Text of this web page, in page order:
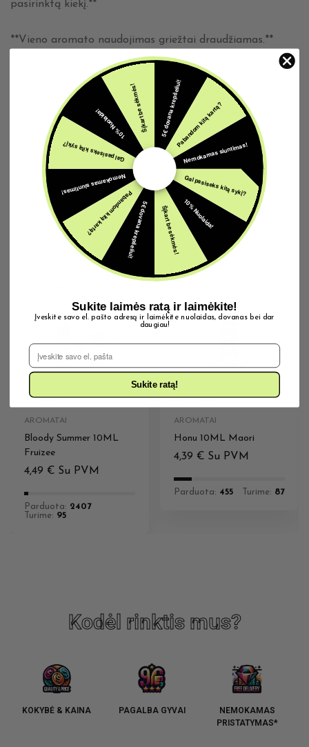
pasirinktą kiekį.**
**Vieno aromato naudojimas griežtai draudžiamas.**
Prekių nuotraukos pateikiamos tik iliustraciniais tikslais.
Spalvos, užrašai, parametrai, matmenys, dydžiai,
funkcijos ir (arba) kitos originalių produktų savybės gali
skirtis nuo realių dėl vizualinių ypatybių, todėl
vadovaukitės produkto aprašyme nurodytomis
savybėmis.
Susijusios prekės
AROMATAI
Bloody Summer 10ML
Fruizee
4,49 € Su PVM
Parduota: 2407
Turime: 95
AROMATAI
Honu 10ML Maori
4,39 € Su PVM
Parduota: 455 Turime: 87
Kodėl rinktis mus?
KOKYBĖ & KAINA PAGALBA GYVAI
NEMOKAMAS
PRISTATYMAS*
5€ dovana krepšeliui!Pabandom kitą kartą?
Nemokamas siuntimas!
Gal pasiseks kitą sykį?
10% Nuolaida!
Šįkart be sėkmės!
5€ dovana krepšeliui!
Pabandom kitą kartą?
Nemokamas siuntimas!
Gal pasiseks kitą sykį?
10% Nuolaida!Šįkart be sėkmės!
Sukite laimės ratą ir laimėkite!
Įveskite savo el. pašto adresą ir laimėkite nuolaidas, dovanas bei dar
daugiau!
El. Pašto adresas
Sukite ratą!